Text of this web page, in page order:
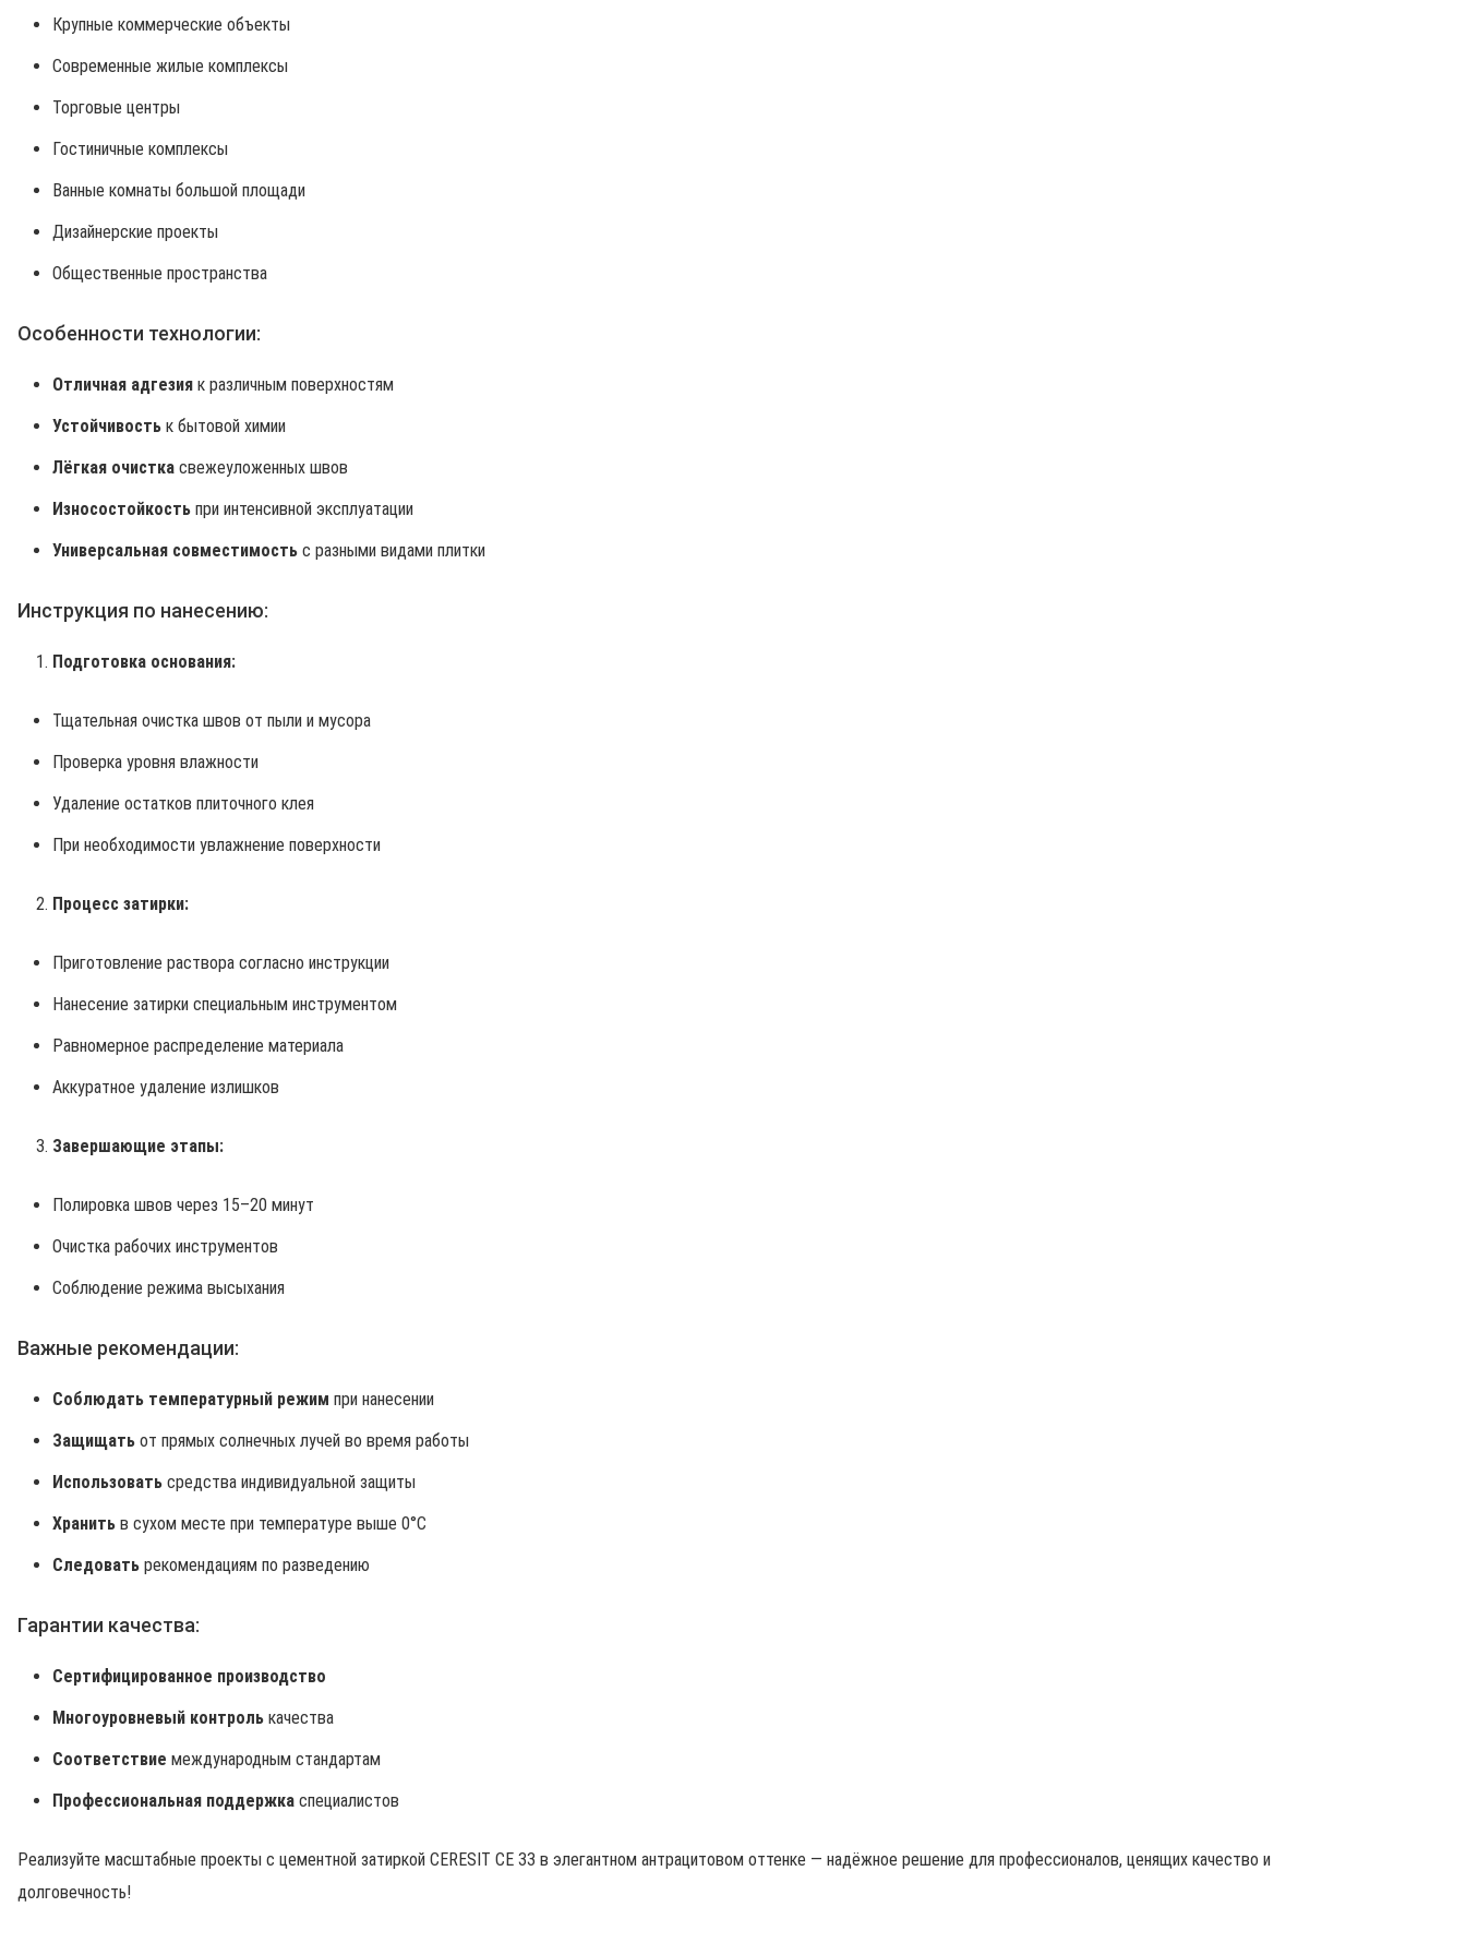
Крупные коммерческие объекты
Современные жилые комплексы
Торговые центры
Гостиничные комплексы
Ванные комнаты большой площади
Дизайнерские проекты
Общественные пространства
Особенности технологии:
Отличная адгезия к различным поверхностям
Устойчивость к бытовой химии
Лёгкая очистка свежеуложенных швов
Износостойкость при интенсивной эксплуатации
Универсальная совместимость с разными видами плитки
Инструкция по нанесению:
Подготовка основания:
Тщательная очистка швов от пыли и мусора
Проверка уровня влажности
Удаление остатков плиточного клея
При необходимости увлажнение поверхности
Процесс затирки:
Приготовление раствора согласно инструкции
Нанесение затирки специальным инструментом
Равномерное распределение материала
Аккуратное удаление излишков
Завершающие этапы:
Полировка швов через 15–20 минут
Очистка рабочих инструментов
Соблюдение режима высыхания
Важные рекомендации:
Соблюдать температурный режим при нанесении
Защищать от прямых солнечных лучей во время работы
Использовать средства индивидуальной защиты
Хранить в сухом месте при температуре выше 0°C
Следовать рекомендациям по разведению
Гарантии качества:
Сертифицированное производство
Многоуровневый контроль качества
Соответствие международным стандартам
Профессиональная поддержка специалистов
Реализуйте масштабные проекты с цементной затиркой CERESIT CE 33 в элегантном антрацитовом оттенке — надёжное решение для профессионалов, ценящих качество и
долговечность!